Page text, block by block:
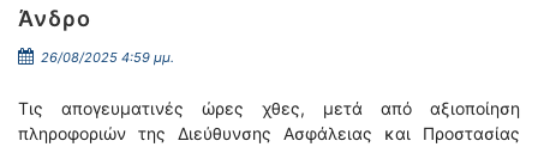
Άνδρο
26/08/2025 4:59 μμ.
Τις απογευματινές ώρες χθες, μετά από αξιοποίηση
πληροφοριών της Διεύθυνσης Ασφάλειας και Προστασίας